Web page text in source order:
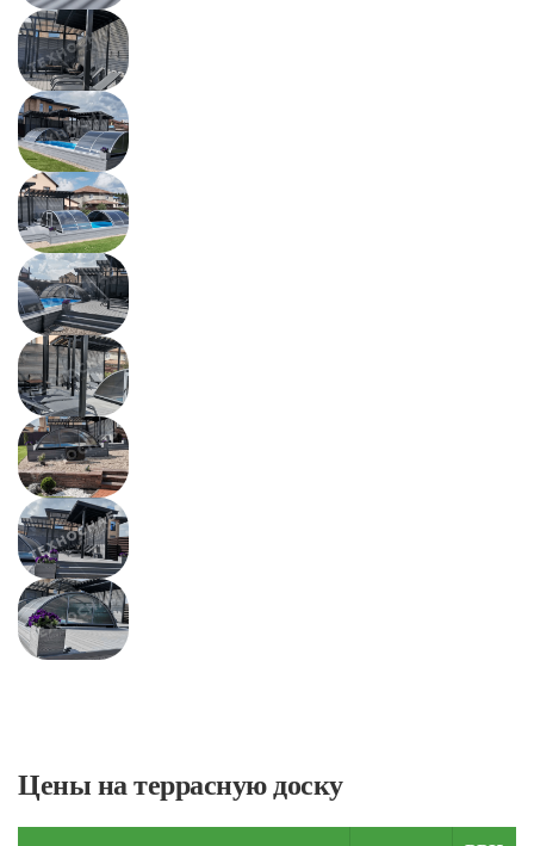
Цены на террасную доску